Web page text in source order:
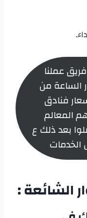
عملنا
الساعة من
فنادق
المعالم
بعد ذلك ع
الخدمات
الشائعة :